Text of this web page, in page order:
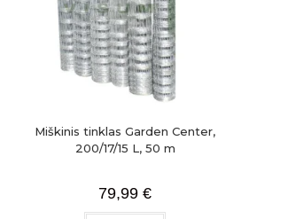
Miškinis tinklas Garden Center,
200/17/15 L, 50 m
79,99 €